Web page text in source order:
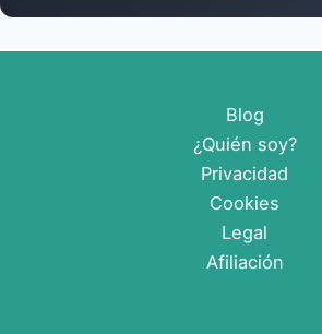
Blog
¿Quién soy?
Privacidad
Cookies
Legal
Afiliación